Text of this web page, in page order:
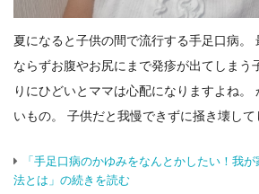
夏になると子供の間で流行する手足口病。
ならずお腹やお尻にまで発疹が出てしまう
りにひどいとママは心配になりますよね。
いもの。 子供だと我慢できずに掻き壊し
「手足口病のかゆみをなんとかしたい！我
法とは」の続きを読む